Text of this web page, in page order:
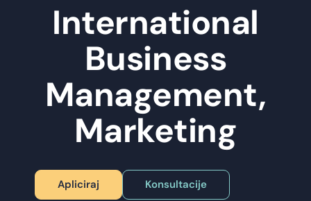
International
Business
Management,
Marketing
Apliciraj Konsultacije